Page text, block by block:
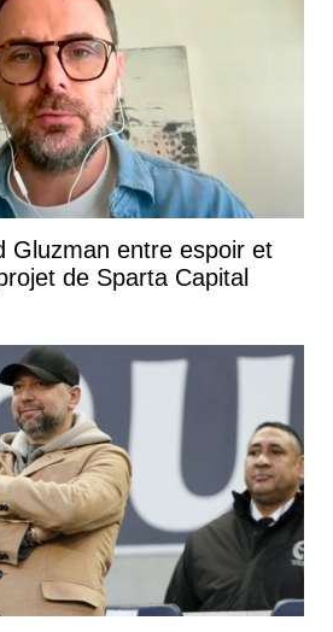
Gluzman entre espoir et
de Sparta Capital